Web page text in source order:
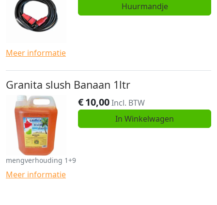
Huurmandje
Meer informatie
Granita slush Banaan 1ltr
€10,00Incl. BTW
In Winkelwagen
mengverhouding 1+9
Meer informatie